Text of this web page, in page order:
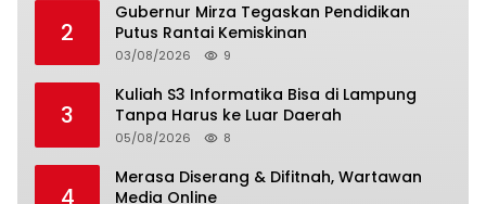
2
Gubernur Mirza Tegaskan Pendidikan
Putus Rantai Kemiskinan
03/08/2026 9
3
Kuliah S3 Informatika Bisa di Lampung
Tanpa Harus ke Luar Daerah
05/08/2026 8
4
Merasa Diserang & Difitnah, Wartawan
Media Online